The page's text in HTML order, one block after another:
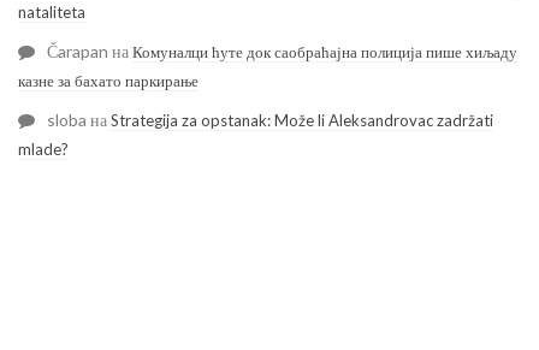
nataliteta
Čarapan наКомуналци ћуте док саобраћајна полиција пише хиљаду
казне за бахато паркирање
sloba наStrategija za opstanak: Može li Aleksandrovac zadržati
mlade?